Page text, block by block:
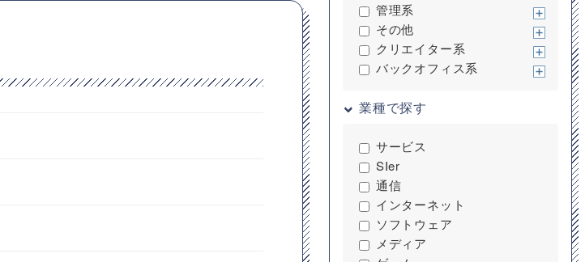
管理系
その他
クリエイター系
バックオフィス系
業種で探す
サービス
SIer
通信
インターネット
ソフトウェア
メディア